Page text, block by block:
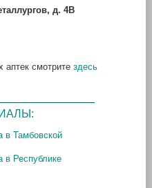
д. 4В
аптек смотрите здесь
в Тамбовской
в Республике